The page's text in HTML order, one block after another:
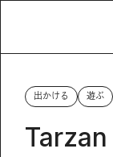
出かける 遊ぶ